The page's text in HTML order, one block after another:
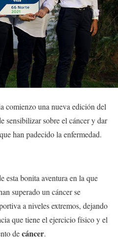
comienzo una nueva edición del
sensibilizar sobre el cáncer y dar
han padecido la enfermedad.
esta bonita aventura en la que
superado un cáncer se
a niveles extremos, dejando
que tiene el ejercicio físico y el
decáncer.